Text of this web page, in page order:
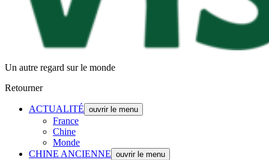
Un autre regard sur le monde
Retourner
ACTUALITÉ ouvrir le menu
France
Chine
Monde
CHINE ANCIENNE ouvrir le menu